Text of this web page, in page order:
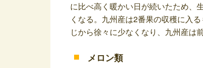
に比べ高く暖かい日が続いたため、
くなる。九州産は2番果の収穫に入
じから徐々に少なくなり、九州産は
メロン類